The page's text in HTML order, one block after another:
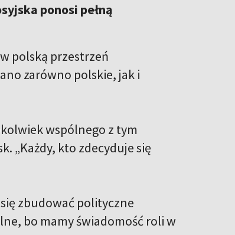
ponosi pełną
polską przestrzeń
zarówno polskie, jak i
wspólnego z tym
„Każdy, kto zdecyduje się
zbudować polityczne
bo mamy świadomość roli w